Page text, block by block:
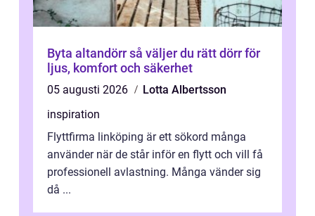
Byta altandörr så väljer du rätt dörr för
ljus, komfort och säkerhet
05 augusti 2026
Lotta Albertsson
inspiration
Flyttfirma linköping är ett sökord många
använder när de står inför en flytt och vill få
professionell avlastning. Många vänder sig
då ...